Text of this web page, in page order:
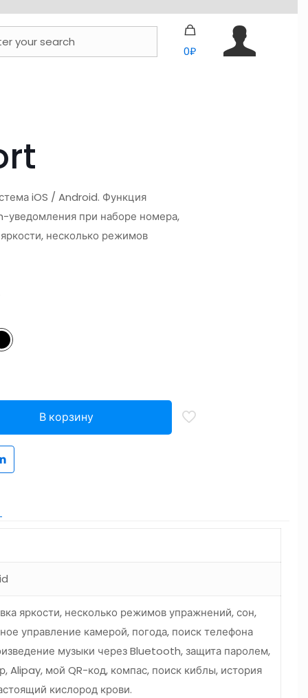
0₽
iOS / Android. Функция
уведомления при наборе номера,
несколько режимов
В корзину
яркости, несколько режимов упражнений, сон,
управление камерой, погода, поиск телефона
музыки через Bluetooth, защита паролем,
Alipay, мой QR-код, компас, поиск киблы, история
кислород крови.